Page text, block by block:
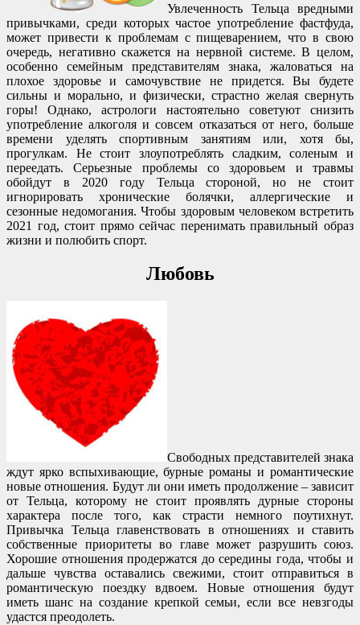
Увлеченность Тельца вредными
привычками, среди которых частое употребление фастфуда,
может привести к проблемам с пищеварением, что в свою
очередь, негативно скажется на нервной системе. В целом,
особенно семейным представителям знака, жаловаться на
плохое здоровье и самочувствие не придется. Вы будете
сильны и морально, и физически, страстно желая свернуть
горы! Однако, астрологи настоятельно советуют снизить
употребление алкоголя и совсем отказаться от него, больше
времени уделять спортивным занятиям или, хотя бы,
прогулкам. Не стоит злоупотреблять сладким, соленым и
переедать. Серьезные проблемы со здоровьем и травмы
обойдут в 2020 году Тельца стороной, но не стоит
игнорировать хронические болячки, аллергические и
сезонные недомогания. Чтобы здоровым человеком встретить
2021 год, стоит прямо сейчас перенимать правильный образ
жизни и полюбить спорт.
Любовь
Свободных представителей знака
ждут ярко вспыхивающие, бурные романы и романтические
новые отношения. Будут ли они иметь продолжение – зависит
от Тельца, которому не стоит проявлять дурные стороны
характера после того, как страсти немного поутихнут.
Привычка Тельца главенствовать в отношениях и ставить
собственные приоритеты во главе может разрушить союз.
Хорошие отношения продержатся до середины года, чтобы и
дальше чувства оставались свежими, стоит отправиться в
романтическую поездку вдвоем. Новые отношения будут
иметь шанс на создание крепкой семьи, если все невзгоды
удастся преодолеть.